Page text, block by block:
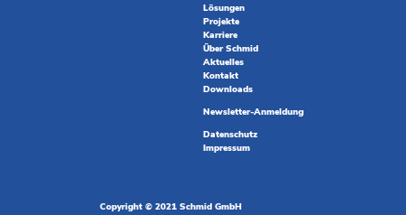
Lösungen
Projekte
Karriere
Über Schmid
Aktuelles
Kontakt
Downloads
Newsletter-Anmeldung
Datenschutz
Impressum
Copyright © 2021 Schmid GmbH